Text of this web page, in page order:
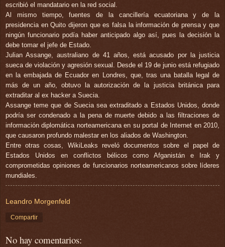
escribió el mandatario en la red social.
Al mismo tiempo, fuentes de la cancillería ecuatoriana y de la
presidencia en Quito dijeron que es falsa la información de prensa y que
ningún funcionario podía haber anticipado algo así, pues la decisión la
debe tomar el jefe de Estado.
Julian Assange, australiano de 41 años, está acusado por la justicia
sueca de violación y agresión sexual. Desde el 19 de junio está refugiado
en la embajada de Ecuador en Londres, que, tras una batalla legal de
más de un año, obtuvo la autorización de la justicia británica para
extraditar al ex hacker a Suecia.
Assange teme que de Suecia sea extraditado a Estados Unidos, donde
podría ser condenado a la pena de muerte debido a las filtraciones de
información diplomática norteamericana en su portal de Internet en 2010,
que causaron profundo malestar en los aliados de Washington.
Entre otras cosas, WikiLeaks reveló documentos sobre el papel de
Estados Unidos en conflictos bélicos como Afganistán e Irak y
comprometidas opiniones de funcionarios norteamericanos sobre líderes
mundiales.
Leandro Morgenfeld
Compartir
No hay comentarios: